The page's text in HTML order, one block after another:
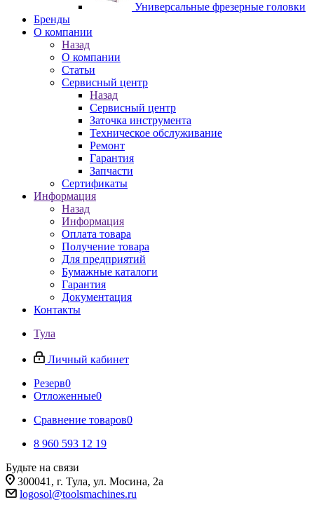
Универсальные фрезерные головки
Бренды
O компании
Назад
O компании
Статьи
Сервисный центр
Назад
Сервисный центр
Заточка инструмента
Техническое обслуживание
Ремонт
Гарантия
Запчасти
Сертификаты
Информация
Назад
Информация
Оплата товара
Получение товара
Для предприятий
Бумажные каталоги
Гарантия
Документация
Контакты
Тула
Личный кабинет
Резерв0
Отложенные0
Сравнение товаров0
8 960 593 12 19
Будьте на связи
300041, г. Тула, ул. Мосина, 2а
logosol@toolsmachines.ru